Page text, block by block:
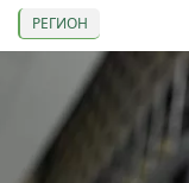
РЕГИОН